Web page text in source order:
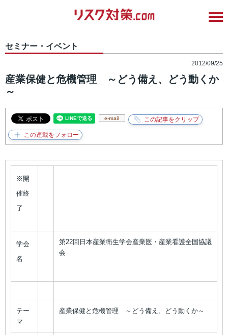
セミナー・イベント
2012/09/25
産業保健と危機管理 ～どう備え、どう動くか
～
e-mail
※開
催終
了
学会
名
第22回日本産業衛生学会産業医・産業看護全国協議
会
テー
マ
産業保健と危機管理 ～どう備え、どう動くか～